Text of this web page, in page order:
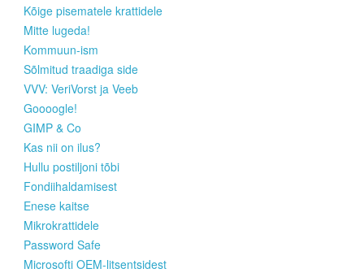
Kõige pisematele krattidele
Mitte lugeda!
Kommuun-ism
Sõlmitud traadiga side
VVV: VeriVorst ja Veeb
Goooogle!
GIMP & Co
Kas nii on ilus?
Hullu postiljoni tõbi
Fondiihaldamisest
Enese kaitse
Mikrokrattidele
Password Safe
Microsofti OEM-litsentsidest